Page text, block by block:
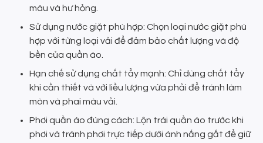
màu và hư hỏng.
Sử dụng nước giặt phù hợp: Chọn loại nước giặt phù
hợp với từng loại vải để đảm bảo chất lượng và độ
bền của quần áo.
Hạn chế sử dụng chất tẩy mạnh: Chỉ dùng chất tẩy
khi cần thiết và với liều lượng vừa phải để tránh làm
mòn và phai màu vải.
Phơi quần áo đúng cách: Lộn trái quần áo trước khi
phơi và tránh phơi trực tiếp dưới ánh nắng gắt để giữ